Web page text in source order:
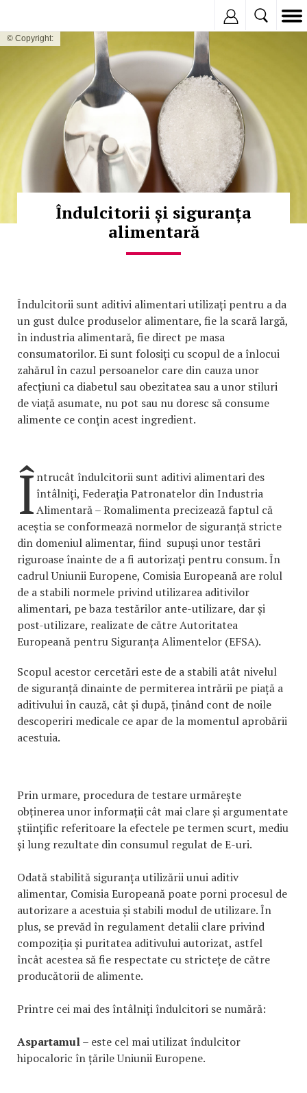
© Copyright:
Îndulcitorii și siguranța
alimentară
Îndulcitorii sunt aditivi alimentari utilizați pentru a da
un gust dulce produselor alimentare, fie la scară largă,
în industria alimentară, fie direct pe masa
consumatorilor. Ei sunt folosiți cu scopul de a înlocui
zahărul în cazul persoanelor care din cauza unor
afecțiuni ca diabetul sau obezitatea sau a unor stiluri
de viață asumate, nu pot sau nu doresc să consume
alimente ce conțin acest ingredient.
Întrucât îndulcitorii sunt aditivi alimentari des
întâlniți, Federația Patronatelor din Industria
Alimentară – Romalimenta precizează faptul că
aceștia se conformeazã normelor de siguranță stricte
din domeniul alimentar, fiind supuși unor testări
riguroase înainte de a fi autorizați pentru consum. În
cadrul Uniunii Europene, Comisia Europeană are rolul
de a stabili normele privind utilizarea aditivilor
alimentari, pe baza testărilor ante-utilizare, dar și
post-utilizare, realizate de către Autoritatea
Europeană pentru Siguranța Alimentelor (EFSA).
Scopul acestor cercetări este de a stabili atât nivelul
de siguranță dinainte de permiterea intrării pe piață a
aditivului în cauză, cât și după, ținând cont de noile
descoperiri medicale ce apar de la momentul aprobării
acestuia.
Prin urmare, procedura de testare urmărește
obținerea unor informații cât mai clare și argumentate
științific referitoare la efectele pe termen scurt, mediu
și lung rezultate din consumul regulat de E-uri.
Odată stabilită siguranța utilizării unui aditiv
alimentar, Comisia Europeană poate porni procesul de
autorizare a acestuia și stabili modul de utilizare. În
plus, se prevăd în regulament detalii clare privind
compoziția și puritatea aditivului autorizat, astfel
încât acestea să fie respectate cu strictețe de către
producătorii de alimente.
Printre cei mai des întâlniți îndulcitori se numără:
Aspartamul– este cel mai utilizat îndulcitor
hipocaloric în țările Uniunii Europene.